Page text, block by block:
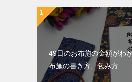
49日のお布施の金額がわ
布施の書き方、包み方